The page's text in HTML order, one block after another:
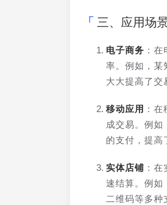
三、应用场
电子商务 ：
率。例如，某
大大提高了交
移动应用 ：
成交易。例
的支付，提高
实体店铺 ：
速结算。例如
二维码等多种